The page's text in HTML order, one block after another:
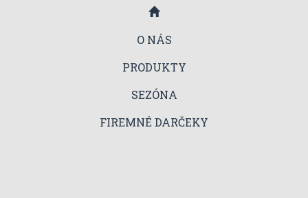
O NÁS
PRODUKTY
SEZÓNA
FIREMNÉ DARČEKY